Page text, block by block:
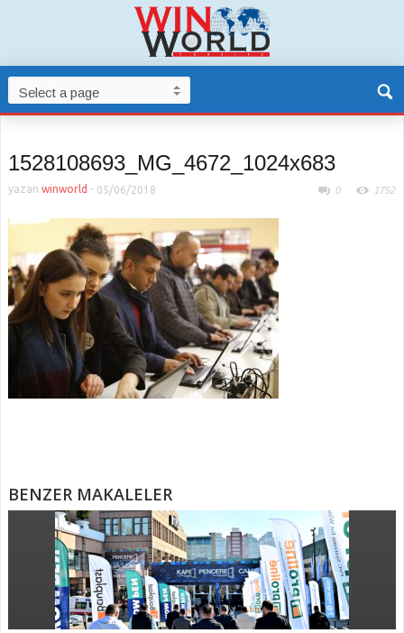
1528108693_MG_4672_1024x683
yazan winworld - 05/06/2018 0 1752
BENZER MAKALELER